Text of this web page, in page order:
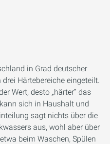
in Grad deutscher
Härtebereiche eingeteilt.
Wert, desto „härter“ das
sich in Haushalt und
sagt nichts über die
aus, wohl aber über
beim Waschen, Spülen